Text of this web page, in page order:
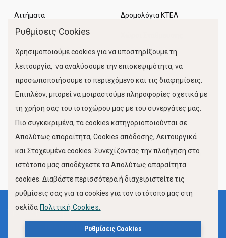
Αιτήματα Δρομολόγια ΚΤΕΛ
Κίνηση Λιμένος
FOLLOW US
Όροι Χρήσης
Πολιτική Προστασίας Προσωπικών Δεδομένων
Ρυθμίσεις Cookies
Χρησιμοποιούμε cookies για να υποστηρίξουμε τη
λειτουργία, να αναλύσουμε την επισκεψιμότητα, να
προσωποποιήσουμε το περιεχόμενο και τις διαφημίσεις.
Επιπλέον, μπορεί να μοιραστούμε πληροφορίες σχετικά με
τη χρήση σας του ιστοχώρου μας με του συνεργάτες μας.
Πιο συγκεκριμένα, τα cookies κατηγοριοποιούνται σε
Απολύτως απαραίτητα, Cookies απόδοσης, Λειτουργικά
και Στοχευμένα cookies. Συνεχίζοντας την πλοήγηση στο
ιστότοπο μας αποδέχεστε τα Απολύτως απαραίτητα
cookies. Διαβάστε περισσότερα ή διαχειριστείτε τις
ρυθμίσεις σας για τα cookies για τον ιστότοπο μας στη
σελίδα Πολιτική Cookies.
Ρυθμίσεις Cookies